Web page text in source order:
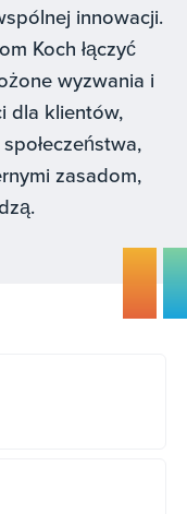
innowacji.
Koch łączyć
wyzwania i
dla klientów,
zasadom,